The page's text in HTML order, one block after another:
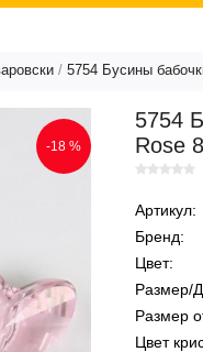
/ 5754 Бусины
-18 %
5754
Rose
Артикул:
Бренд:
Цвет:
Размер/
Размер
Цвет